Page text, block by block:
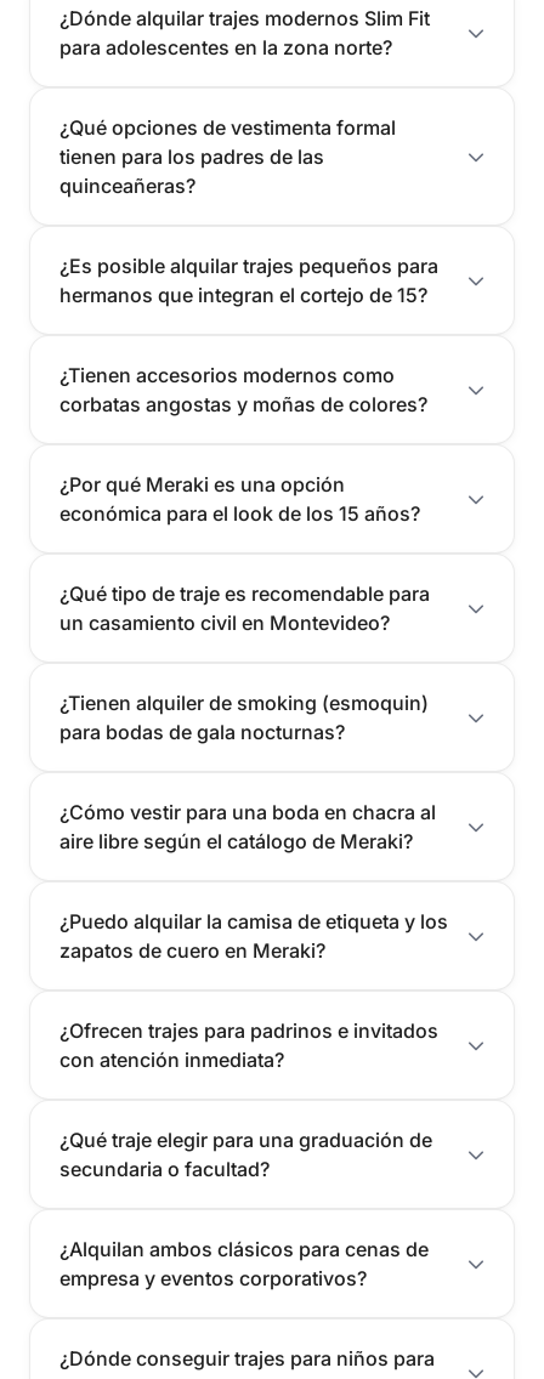
cuidadosamente mantenidas, garantizamos una imagen de alta
calidad en cada alquiler.
Montevideo, visitanos en Meraki. Resolvemos tu imagen para
que luzcas impecable en ese día tan importante.
Contactanos hoy mismo por WhatsApp o completando el
una visita.
¿Dónde alquilar trajes modernos Slim Fit
para adolescentes en la zona norte?
¿Qué opciones de vestimenta formal
tienen para los padres de las
quinceañeras?
¿Es posible alquilar trajes pequeños para
hermanos que integran el cortejo de 15?
¿Tienen accesorios modernos como
corbatas angostas y moñas de colores?
¿Por qué Meraki es una opción
económica para el look de los 15 años?
¿Qué tipo de traje es recomendable para
un casamiento civil en Montevideo?
¿Tienen alquiler de smoking (esmoquin)
para bodas de gala nocturnas?
¿Cómo vestir para una boda en chacra al
aire libre según el catálogo de Meraki?
¿Puedo alquilar la camisa de etiqueta y los
zapatos de cuero en Meraki?
¿Ofrecen trajes para padrinos e invitados
con atención inmediata?
¿Qué traje elegir para una graduación de
secundaria o facultad?
¿Alquilan ambos clásicos para cenas de
empresa y eventos corporativos?
¿Dónde conseguir trajes para niños para